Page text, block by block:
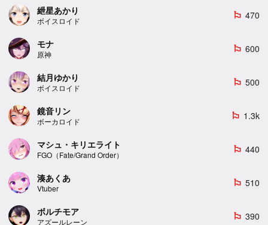
紲星あかり
ボイスロイド
emoji_flags 470
モナ
原神
emoji_flags 600
結月ゆかり
ボイスロイド
emoji_flags 500
鏡音リン
ボーカロイド
emoji_flags 1.3k
マシュ・キリエライト
FGO（Fate/Grand Order）
emoji_flags 440
湊あくあ
Vtuber
emoji_flags 510
ボルチモア
アズールレーン
emoji_flags 390